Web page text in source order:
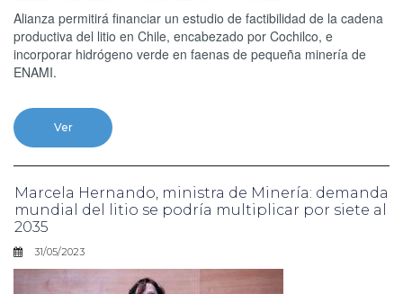
Alianza permitirá financiar un estudio de factibilidad de la cadena
productiva del litio en Chile, encabezado por Cochilco, e
incorporar hidrógeno verde en faenas de pequeña minería de
ENAMI.
Ver
Marcela Hernando, ministra de Minería: demanda
mundial del litio se podría multiplicar por siete al
2035
31/05/2023